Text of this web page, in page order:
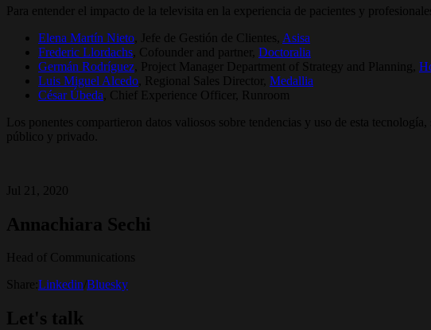
Para entender el impacto de la televisita en la experiencia de pacientes y
Elena Martín Nieto , Jefe de Gestión de Clientes, Asisa
Frederic Llordachs , Cofounder and partner, Doctoralia
Germán Rodríguez , Project Manager Department of Strategy and Planning,
Luis Miguel Alcedo , Regional Sales Director, Medallia
César Úbeda , Chief Experience Officer, Runroom
Los ponentes compartieron datos valiosos sobre tendencias y uso de esta
público y privado.
Jul 21, 2020
Annachiara Sechi
Head of Communications
Share: Linkedin Bluesky
Let's talk